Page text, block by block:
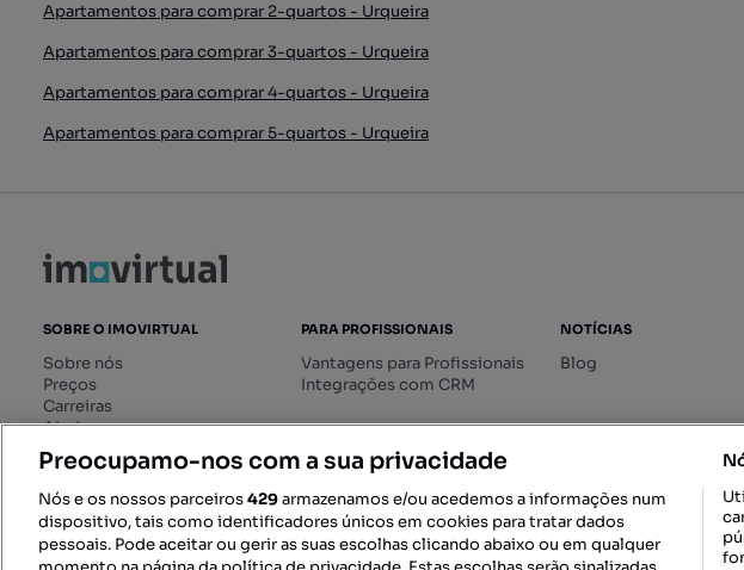
Apartamentos para comprar 2-quartos - Urqueira
Apartamentos para comprar 3-quartos - Urqueira
Apartamentos para comprar 4-quartos - Urqueira
Apartamentos para comprar 5-quartos - Urqueira
SOBRE O IMOVIRTUAL
Sobre nós
Preços
Carreiras
Ajuda
Livro de Reclamações online
Regulamento dos Serviços
Digitais
PARA PROFISSIONAIS
Vantagens para Profissionais
Integrações com CRM
NOTÍCIAS
Blog
Preocupamo-nos com a sua privacidade
Nós e os nossos parceiros429armazenamos e/ou acedemos a informações num
dispositivo, tais como identificadores únicos em cookies para tratar dados
pessoais. Pode aceitar ou gerir as suas escolhas clicando abaixo ou em qualquer